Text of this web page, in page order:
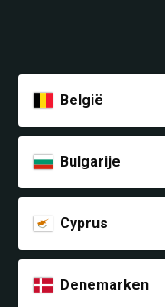
België
Bulgarije
Cyprus
Denemarken